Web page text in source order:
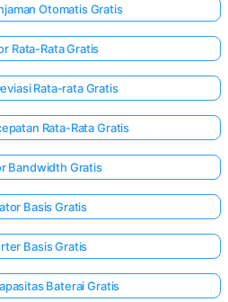
Otomatis Gratis
Rata-Rata Gratis
Rata-rata Gratis
Rata-Rata Gratis
Bandwidth Gratis
Basis Gratis
Basis Gratis
Baterai Gratis